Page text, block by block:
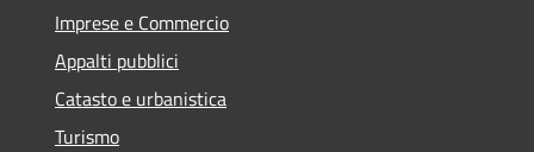
Imprese e Commercio
Appalti pubblici
Catasto e urbanistica
Turismo